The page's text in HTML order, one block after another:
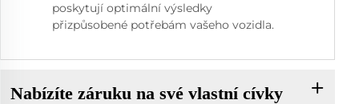
poskytují optimální výsledky
přizpůsobené potřebám vašeho vozidla.
Nabízíte záruku na své vlastní cívky